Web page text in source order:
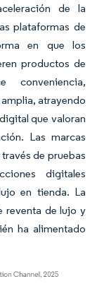
de la
plataformas de
en que los
productos de
atrayendo
que valoran
Las marcas
de pruebas
digitales
en tienda. La
reventa de lujo y
ha alimentado